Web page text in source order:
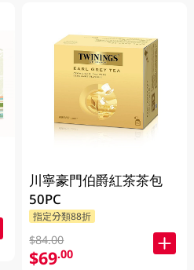
川寧豪門伯爵紅茶茶包
50PC
指定分類88折
$84.00
$69.00